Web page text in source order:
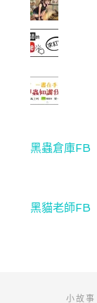
黑蟲倉庫FB
黑貓老師FB
小故事